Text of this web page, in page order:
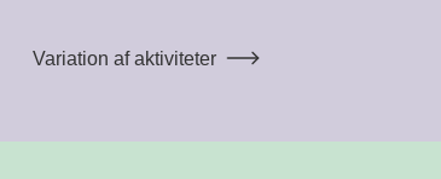
Variation af aktiviteter